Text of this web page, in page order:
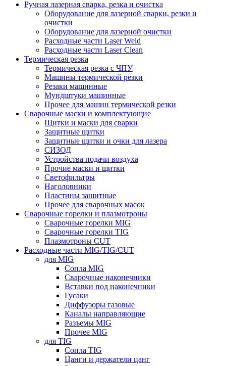
Ручная лазерная сварка, резка и очистка
Оборудование для лазерной сварки, резки и
очистки
Оборудование для лазерной очистки
Расходные части Laser Weld
Расходные части Laser Clean
Термическая резка
Термическая резка с ЧПУ
Машины термической резки
Резаки машинные
Мундштуки машинные
Прочее для машин термической резки
Сварочные маски и комплектующие
Щитки и маски для сварки
Защитные щитки
Защитные щитки и очки для лазера
СИЗОД
Устройства подачи воздуха
Прочие маски и щитки
Светофильтры
Наголовники
Пластины защитные
Прочее для сварочных масок
Сварочные горелки и плазмотроны
Сварочные горелки MIG
Сварочные горелки TIG
Плазмотроны CUT
Расходные части MIG/TIG/CUT
для MIG
Сопла MIG
Сварочные наконечники
Вставки под наконечники
Гусаки
Диффузоры газовые
Каналы направляющие
Разъемы MIG
Прочее MIG
для TIG
Сопла TIG
Цанги и держатели цанг